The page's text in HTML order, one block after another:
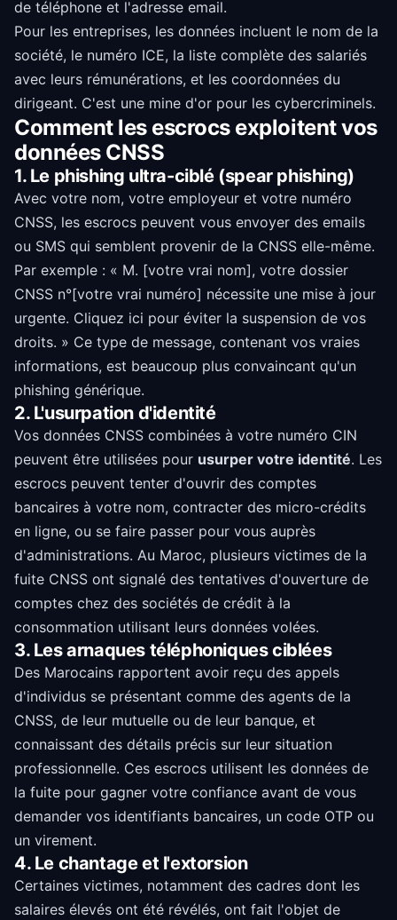
de téléphone et l'adresse email.
Pour les entreprises, les données incluent le nom de la
société, le numéro ICE, la liste complète des salariés
avec leurs rémunérations, et les coordonnées du
dirigeant. C'est une mine d'or pour les cybercriminels.
Comment les escrocs exploitent vos
données CNSS
1. Le phishing ultra-ciblé (spear phishing)
Avec votre nom, votre employeur et votre numéro
CNSS, les escrocs peuvent vous envoyer des emails
ou SMS qui semblent provenir de la CNSS elle-même.
Par exemple : « M. [votre vrai nom], votre dossier
CNSS n°[votre vrai numéro] nécessite une mise à jour
urgente. Cliquez ici pour éviter la suspension de vos
droits. » Ce type de message, contenant vos vraies
informations, est beaucoup plus convaincant qu'un
phishing générique.
2. L'usurpation d'identité
Vos données CNSS combinées à votre numéro CIN
peuvent être utilisées pour usurper votre identité. Les
escrocs peuvent tenter d'ouvrir des comptes
bancaires à votre nom, contracter des micro-crédits
en ligne, ou se faire passer pour vous auprès
d'administrations. Au Maroc, plusieurs victimes de la
fuite CNSS ont signalé des tentatives d'ouverture de
comptes chez des sociétés de crédit à la
consommation utilisant leurs données volées.
3. Les arnaques téléphoniques ciblées
Des Marocains rapportent avoir reçu des appels
d'individus se présentant comme des agents de la
CNSS, de leur mutuelle ou de leur banque, et
connaissant des détails précis sur leur situation
professionnelle. Ces escrocs utilisent les données de
la fuite pour gagner votre confiance avant de vous
demander vos identifiants bancaires, un code OTP ou
un virement.
4. Le chantage et l'extorsion
Certaines victimes, notamment des cadres dont les
salaires élevés ont été révélés, ont fait l'objet de